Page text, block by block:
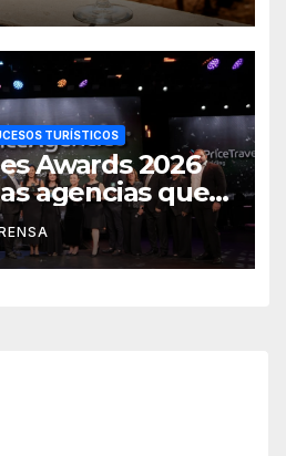
TURÍSTICOS
Awards 2026
agencias que
del